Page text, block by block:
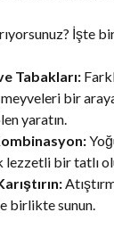
İşte
Tabakları:
bir
yaratın.
lezzetli bir tatlı
birlikte sunun.